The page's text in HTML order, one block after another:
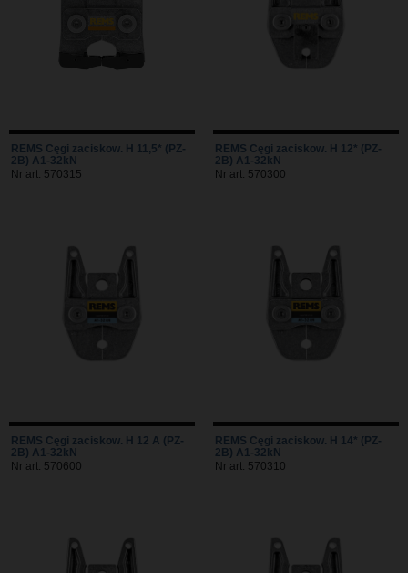
REMS Cęgi zaciskow. H 11,5* (PZ-
2B) A1-32kN
Nr art. 570315
REMS Cęgi zaciskow. H 12* (PZ-
2B) A1-32kN
Nr art. 570300
REMS Cęgi zaciskow. H 12 A (PZ-
2B) A1-32kN
Nr art. 570600
REMS Cęgi zaciskow. H 14* (PZ-
2B) A1-32kN
Nr art. 570310